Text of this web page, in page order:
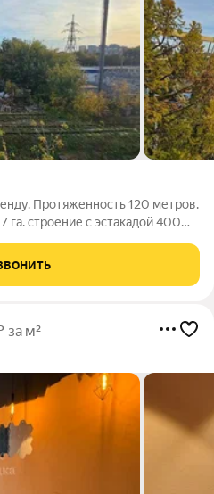
Протяженность 120 метров.
га. строение с эстакадой 400
Козловой кран.
за м²